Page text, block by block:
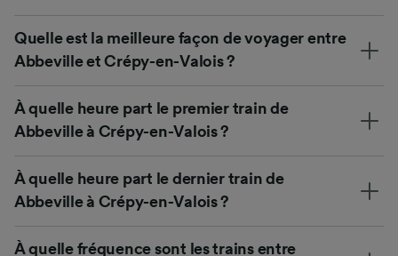
Quelle est la meilleure façon de voyager entre
Abbeville et Crépy-en-Valois ?
À quelle heure part le premier train de
Abbeville à Crépy-en-Valois ?
À quelle heure part le dernier train de
Abbeville à Crépy-en-Valois ?
À quelle fréquence sont les trains entre